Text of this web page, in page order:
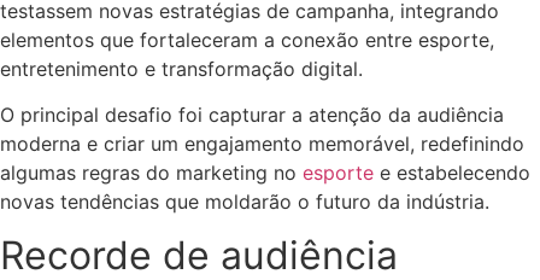
testassem novas estratégias de campanha, integrando
elementos que fortaleceram a conexão entre esporte,
entretenimento e transformação digital.
O principal desafio foi capturar a atenção da audiência
moderna e criar um engajamento memorável, redefinindo
algumas regras do marketing no esporte e estabelecendo
novas tendências que moldarão o futuro da indústria.
Recorde de audiência